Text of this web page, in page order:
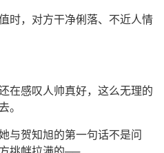
时，对方干净俐落、不近人情
在感叹人帅真好，这么无理的
。
与贺知旭的第一句话不是问